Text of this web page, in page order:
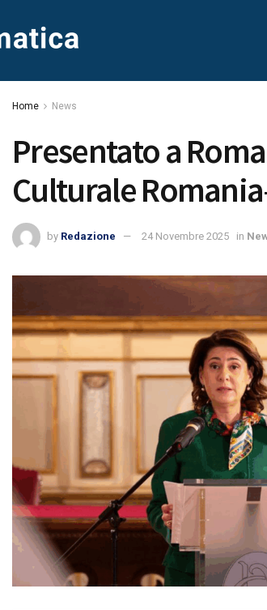
Home News
Presentato a
Culturale
by Redazione 24 Novembre 2025 in